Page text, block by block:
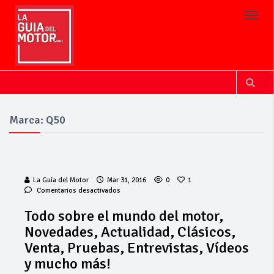
Marca: Q50
La Guía del Motor Mar 31, 2016 0
1
Comentarios desactivados
el
mundo
del
motor,
Todo sobre el mundo del motor,
Novedades, Actualidad, Clásicos,
Venta, Pruebas, Entrevistas, Vídeos
y mucho más!